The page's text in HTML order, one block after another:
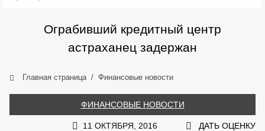
Ограбивший кредитный центр
астраханец задержан
Главная страница Финансовые новости
ФИНАНСОВЫЕ НОВОСТИ
11 ОКТЯБРЯ, 2016 ДАТЬ ОЦЕНКУ